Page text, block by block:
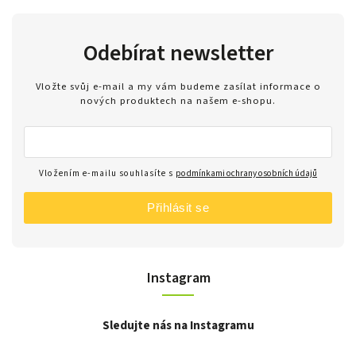
Instagram
Sledujte nás na Instagramu
Odebírat newsletter
Vložte svůj e-mail a my vám budeme zasílat informace o
nových produktech na našem e-shopu.
Vložením e-mailu souhlasíte s podmínkami ochrany osobních údajů
Přihlásit se